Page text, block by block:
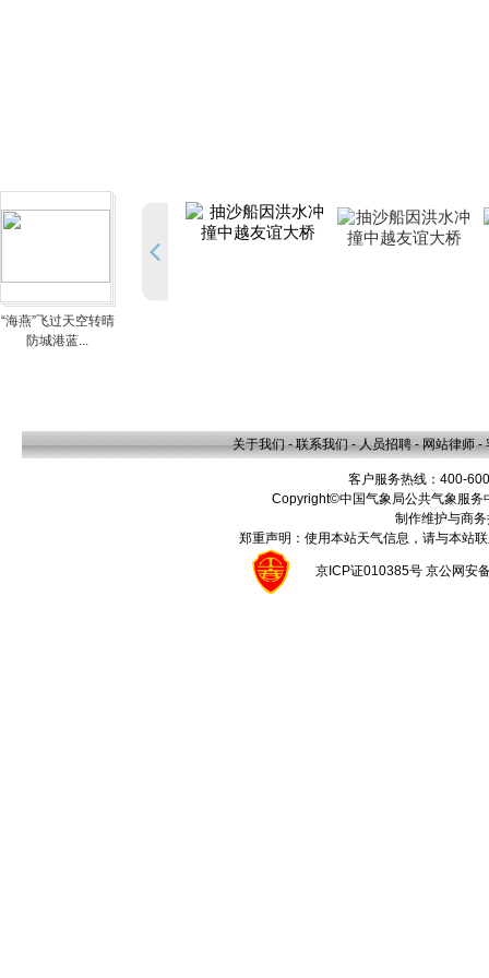
“海燕”飞过天空转晴
防城港蓝...
关于我们 - 联系我们 - 人员招聘 - 网站律师 -
客户服务热线：400-
Copyright©中国气象局公共气象服
制作维护与商
郑重声明：使用本站天气信息，请与本站
京ICP证010385号 京公网安